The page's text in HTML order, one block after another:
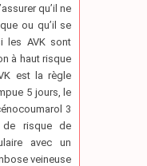
qu’il ne
ou qu’il se
les AVK sont
à haut risque
est la règle
5 jours, le
3
de risque de
avec un
veineuse